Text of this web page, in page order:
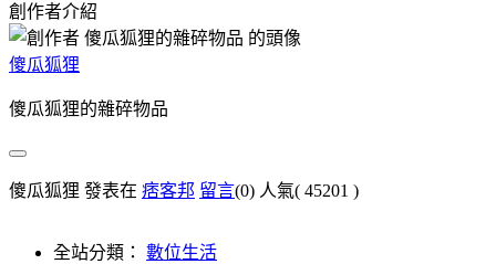
創作者介紹
傻瓜狐狸
傻瓜狐狸的雜碎物品
傻瓜狐狸 發表在 痞客邦 留言(0) 人氣( 45201 )
全站分類： 數位生活